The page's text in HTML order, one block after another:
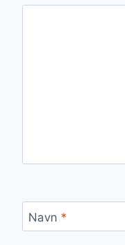
Navn *